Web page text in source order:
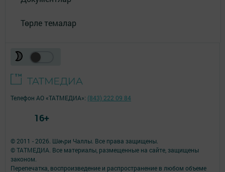
Төрле темалар
© 2011 - 2026. Шәһри Чаллы. Все права защищены.
© ТАТМЕДИА. Все материалы, размещенные на сайте, защищены
законом.
Перепечатка, воспроизведение и распространение в любом объеме
Телефон АО «ТАТМЕДИА»: (843) 222 09 84
16+